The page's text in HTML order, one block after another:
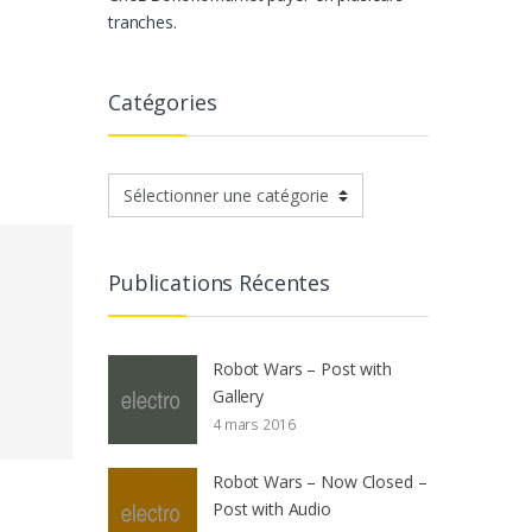
tranches.
Catégories
Catégories
Publications Récentes
Robot Wars – Post with
Gallery
4 mars 2016
Robot Wars – Now Closed –
Post with Audio